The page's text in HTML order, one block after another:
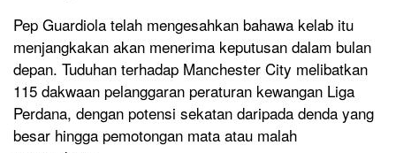
Pep Guardiola telah mengesahkan bahawa kelab itu
menjangkakan akan menerima keputusan dalam bulan
depan. Tuduhan terhadap Manchester City melibatkan
115 dakwaan pelanggaran peraturan kewangan Liga
Perdana, dengan potensi sekatan daripada denda yang
besar hingga pemotongan mata atau malah